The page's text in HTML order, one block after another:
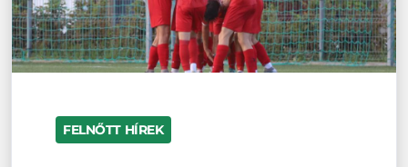
FELNŐTT HÍREK